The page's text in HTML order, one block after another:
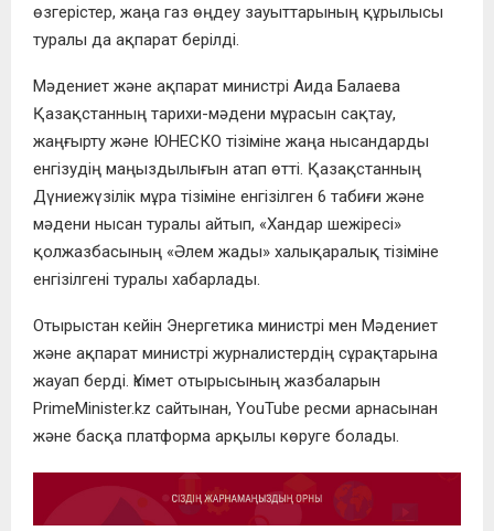
өзгерістер, жаңа газ өңдеу зауыттарының құрылысы
туралы да ақпарат берілді.
Мәдениет және ақпарат министрі Аида Балаева
Қазақстанның тарихи-мәдени мұрасын сақтау,
жаңғырту және ЮНЕСКО тізіміне жаңа нысандарды
енгізудің маңыздылығын атап өтті. Қазақстанның
Дүниежүзілік мұра тізіміне енгізілген 6 табиғи және
мәдени нысан туралы айтып, «Хандар шежіресі»
қолжазбасының «Әлем жады» халықаралық тізіміне
енгізілгені туралы хабарлады.
Отырыстан кейін Энергетика министрі мен Мәдениет
және ақпарат министрі журналистердің сұрақтарына
жауап берді. Үкімет отырысының жазбаларын
PrimeMinister.kz сайтынан, YouTube ресми арнасынан
және басқа платформа арқылы көруге болады.